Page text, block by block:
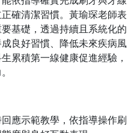
確清潔習慣。黃瑜琛老師表
基礎，透過持續且系統化的
良好習慣、降低未來疾病風
累積第一線健康促進經驗，
應示範教學，依指導操作刷